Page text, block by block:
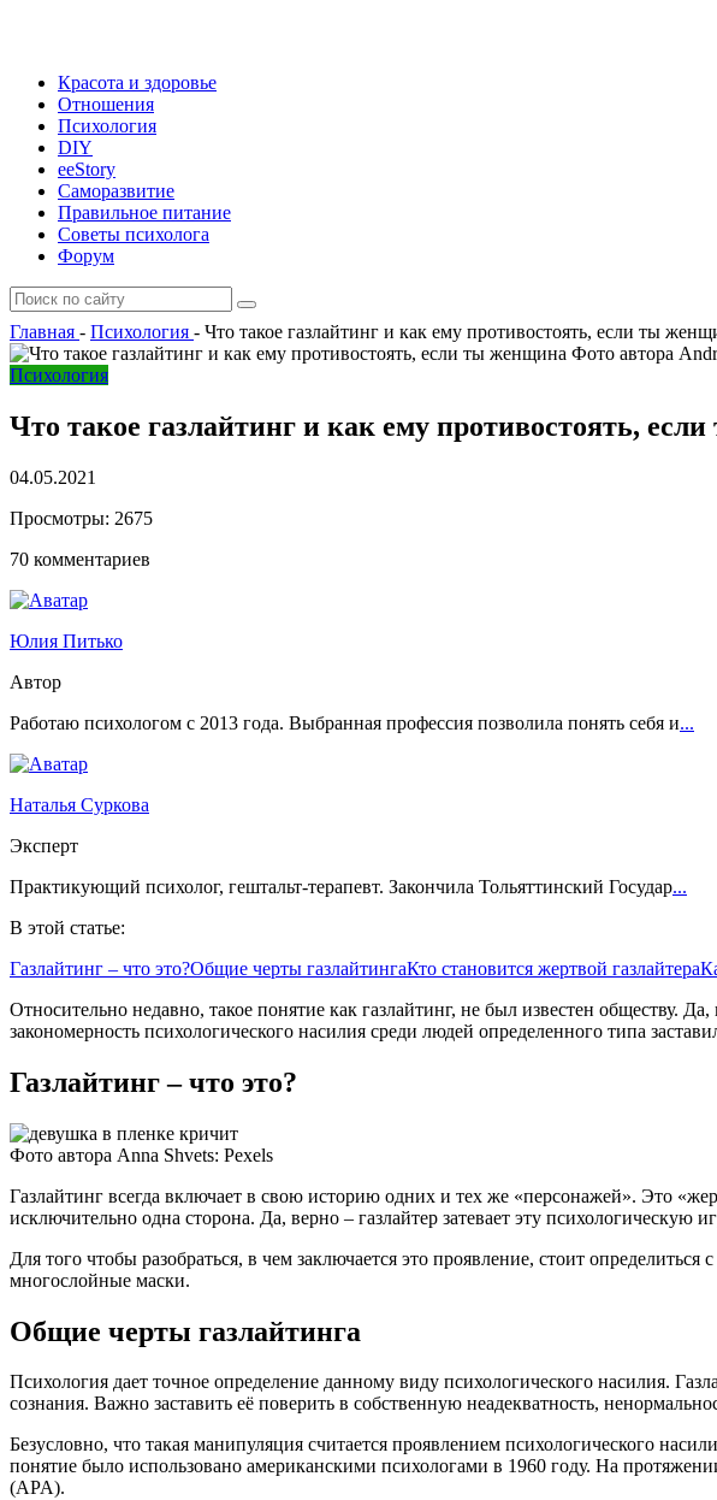
Красота и здоровье
Отношения
Психология
DIY
ееStory
Саморазвитие
Правильное питание
Советы психолога
Форум
Главная - Психология - Что такое газлайтинг и как ему противостоять, если ты
Фото автора
Психология
Что такое газлайтинг и как ему противостоять,
04.05.2021
Просмотры: 2675
70 комментариев
Юлия Питько
Автор
Работаю психологом с 2013 года. Выбранная профессия позволила понять себя и...
Наталья Суркова
Эксперт
Практикующий психолог, гештальт-терапевт. Закончила Тольяттинский Государ...
В этой статье:
Газлайтинг – что это?Общие черты газлайтингаКто становится жертвой газлайтера
Относительно недавно, такое понятие как газлайтинг, не был известен
закономерность психологического насилия среди людей определенного типа
Газлайтинг – что это?
Фото автора Anna Shvets: Pexels
Газлайтинг всегда включает в свою историю одних и тех же «персонажей». Это
исключительно одна сторона. Да, верно – газлайтер затевает эту
Для того чтобы разобраться, в чем заключается это проявление, стоит
многослойные маски.
Общие черты газлайтинга
Психология дает точное определение данному виду психологического насилия.
сознания. Важно заставить её поверить в собственную неадекватность,
Безусловно, что такая манипуляция считается проявлением психологического
понятие было использовано американскими психологами в 1960 году. На
(APA).